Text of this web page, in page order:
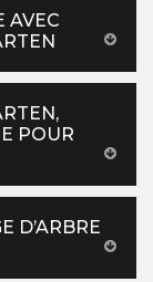
AVEC
POUR
D’ARBRE